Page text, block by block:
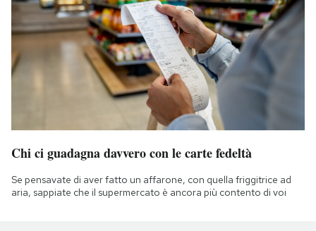
Chi ci guadagna davvero con le carte fedeltà
Se pensavate di aver fatto un affarone, con quella friggitrice ad
aria, sappiate che il supermercato è ancora più contento di voi